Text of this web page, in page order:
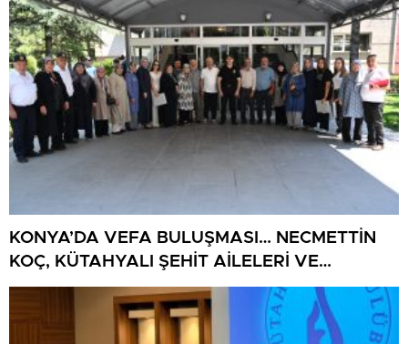
KONYA’DA VEFA BULUŞMASI… NECMETTİN
KOÇ, KÜTAHYALI ŞEHİT AİLELERİ VE
GAZİLERİ AĞIRLADI